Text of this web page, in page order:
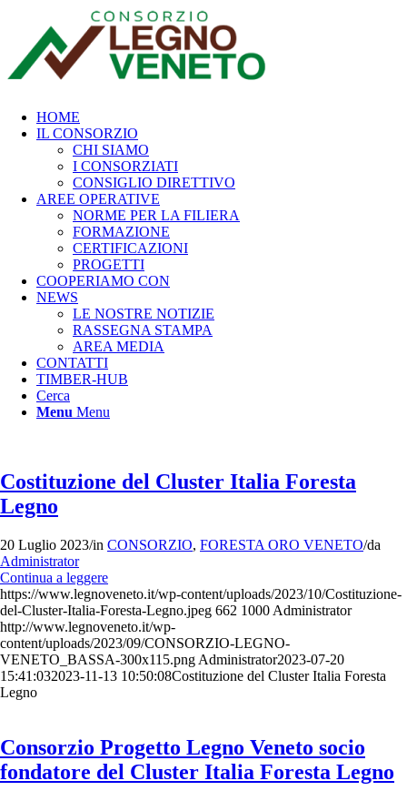
HOME
IL CONSORZIO
CHI SIAMO
I CONSORZIATI
CONSIGLIO DIRETTIVO
AREE OPERATIVE
NORME PER LA FILIERA
FORMAZIONE
CERTIFICAZIONI
PROGETTI
COOPERIAMO CON
NEWS
LE NOSTRE NOTIZIE
RASSEGNA STAMPA
AREA MEDIA
CONTATTI
TIMBER-HUB
Cerca
Menu Menu
Costituzione del Cluster Italia Foresta
Legno
20 Luglio 2023/in CONSORZIO, FORESTA ORO VENETO/da
Administrator
Continua a leggere
https://www.legnoveneto.it/wp-content/uploads/2023/10/Costituzione-
del-Cluster-Italia-Foresta-Legno.jpeg 662 1000 Administrator
http://www.legnoveneto.it/wp-
content/uploads/2023/09/CONSORZIO-LEGNO-
VENETO_BASSA-300x115.png Administrator2023-07-20
15:41:032023-11-13 10:50:08Costituzione del Cluster Italia Foresta
Legno
Consorzio Progetto Legno Veneto socio
fondatore del Cluster Italia Foresta Legno